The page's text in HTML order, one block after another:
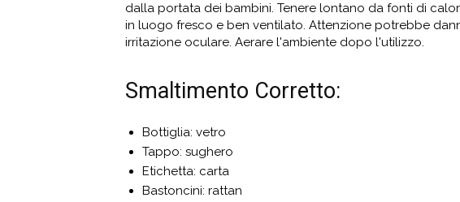
dalla portata dei bambini. Tenere lontano da fonti di
in luogo fresco e ben ventilato. Attenzione potrebbe
irritazione oculare. Aerare l'ambiente dopo l'utilizzo.
Smaltimento Corretto:
Bottiglia: vetro
Tappo: sughero
Etichetta: carta
Bastoncini: rattan